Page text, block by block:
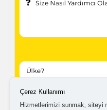
Kampanyalardan ve
Çerez Kullanımı
Hizmetlerimizi sunmak, siteyi